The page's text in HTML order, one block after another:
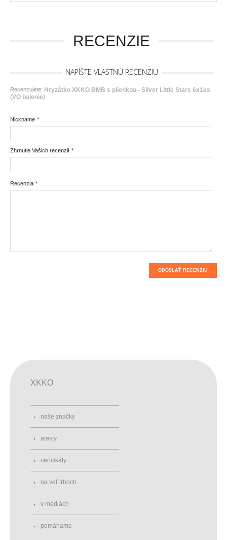
RECENZIE
NAPÍŠTE VLASTNÚ RECENZIU
Recenzujete: Hryzátko XKKO BMB s plienkou - Silver Little Stars 6x1ks
(VO balenie)
*
Nickname
*
Zhrnutie Vašich recenzií
*
Recenzia
ODOSLAŤ RECENZIU
XKKO
naše značky
atesty
certifikáty
na vel´trhoch
v médiách
pomáhame